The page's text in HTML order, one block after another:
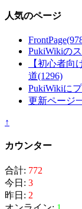
人気のページ
FrontPage
PukiWikiの
【初心者向
道(1296)
PukiWikiに
更新ページ
↑
カウンター
合計: 772
今日: 3
昨日: 2